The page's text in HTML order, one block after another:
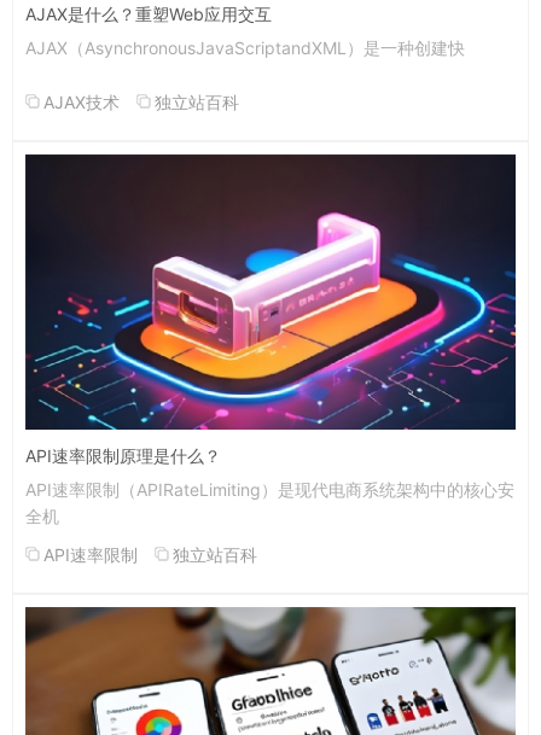
AJAX是什么？重塑Web应用交互
AJAX（AsynchronousJavaScriptandXML）是一种创建快
AJAX技术 独立站百科
API速率限制原理是什么？
API速率限制（APIRateLimiting）是现代电商系统架构中的核心安
全机
API速率限制
独立站百科